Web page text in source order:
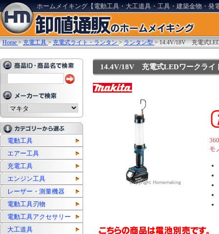
ホームメイキング【電動工具・大工道具・工具・建築金物・発
Home >充電工具 >充電式ライト・ランタン >ランタン型 >14.4V/18V 充電式
電動工具
エアー工具
充電工具
エンジン工具
レーザー・測量機器
電動工具刃物
電動工具アクセサリー
大工道具
14.4V/18V 充電式LEDワークライ
モ